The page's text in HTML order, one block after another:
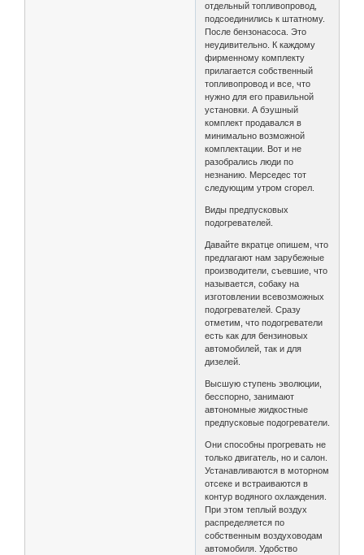
отдельный топливопровод,
подсоединились к штатному.
После бензонасоса. Это
неудивительно. К каждому
фирменному комплекту
прилагается собственный
топливопровод и все, что
нужно для его правильной
установки. А бэушный
комплект продавался в
минимально возможной
комплектации. Вот и не
разобрались люди по
незнанию. Мерседес тот
следующим утром сгорел.
Виды предпусковых
подогревателей.
Давайте вкратце опишем, что
предлагают нам зарубежные
производители, съевшие, что
называется, собаку на
изготовлении всевозможных
подогревателей. Сразу
отметим, что подогреватели
есть как для бензиновых
автомобилей, так и для
дизелей.
Высшую ступень эволюции,
бесспорно, занимают
автономные жидкостные
предпусковые подогреватели.
Они способны прогревать не
только двигатель, но и салон.
Устанавливаются в моторном
отсеке и встраиваются в
контур водяного охлаждения.
При этом теплый воздух
распределяется по
собственным воздуховодам
автомобиля. Удобство